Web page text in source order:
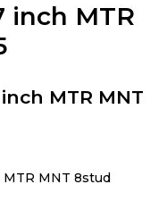
inch MTR
MTR MNT
MTR MNT 8stud